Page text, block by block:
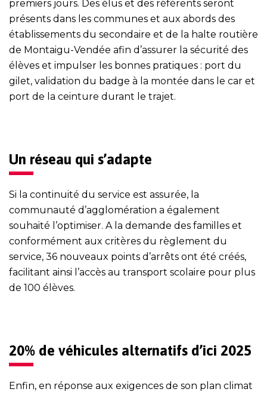
premiers jours. Des élus et des référents seront
présents dans les communes et aux abords des
établissements du secondaire et de la halte routière
de Montaigu-Vendée afin d’assurer la sécurité des
élèves et impulser les bonnes pratiques : port du
gilet, validation du badge à la montée dans le car et
port de la ceinture durant le trajet.
Un réseau qui s’adapte
Si la continuité du service est assurée, la
communauté d’agglomération a également
souhaité l’optimiser. A la demande des familles et
conformément aux critères du règlement du
service, 36 nouveaux points d’arrêts ont été créés,
facilitant ainsi l’accès au transport scolaire pour plus
de 100 élèves.
20% de véhicules alternatifs d’ici 2025
Enfin, en réponse aux exigences de son plan climat